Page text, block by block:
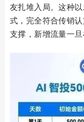
友扎堆入局。这种
式，完全符合传销
支撑，新增流量一旦